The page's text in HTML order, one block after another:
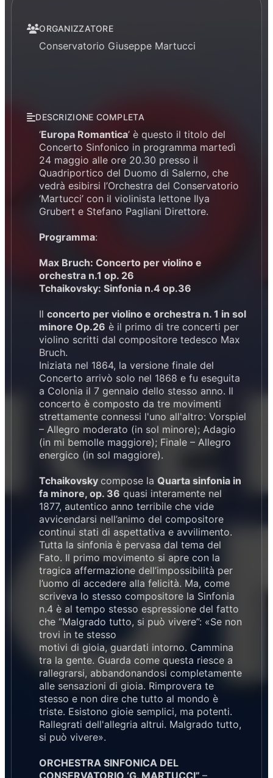
ORGANIZZATORE
Conservatorio Giuseppe Martucci
DESCRIZIONE COMPLETA
‘Europa Romantica’ è questo il titolo del
Concerto Sinfonico in programma martedì
24 maggio alle ore 20.30 presso il
Quadriportico del Duomo di Salerno, che
vedrà esibirsi l’Orchestra del Conservatorio
‘Martucci’ con il violinista lettone Ilya
Grubert e Stefano Pagliani Direttore.
Programma:
Max Bruch: Concerto per violino e
orchestra n.1 op. 26
Tchaikovsky: Sinfonia n.4 op.36
Il concerto per violino e orchestra n. 1 in sol
minore Op.26 è il primo di tre concerti per
violino scritti dal compositore tedesco Max
Bruch.
Iniziata nel 1864, la versione finale del
Concerto arrivò solo nel 1868 e fu eseguita
a Colonia il 7 gennaio dello stesso anno. Il
concerto è composto da tre movimenti
strettamente connessi l'uno all'altro: Vorspiel
– Allegro moderato (in sol minore); Adagio
(in mi bemolle maggiore); Finale – Allegro
energico (in sol maggiore).
Tchaikovsky compose la Quarta sinfonia in
fa minore, op. 36 quasi interamente nel
1877, autentico anno terribile che vide
avvicendarsi nell’animo del compositore
continui stati di aspettativa e avvilimento.
Tutta la sinfonia è pervasa dal tema del
Fato. Il primo movimento si apre con la
tragica affermazione dell’impossibilità per
l’uomo di accedere alla felicità. Ma, come
scriveva lo stesso compositore la Sinfonia
n.4 è al tempo stesso espressione del fatto
che “Malgrado tutto, si può vivere”: «Se non
trovi in te stesso
motivi di gioia, guardati intorno. Cammina
tra la gente. Guarda come questa riesce a
rallegrarsi, abbandonandosi completamente
alle sensazioni di gioia. Rimprovera te
stesso e non dire che tutto al mondo è
triste. Esistono gioie semplici, ma potenti.
Rallegrati dell'allegria altrui. Malgrado tutto,
si può vivere».
ORCHESTRA SINFONICA DEL